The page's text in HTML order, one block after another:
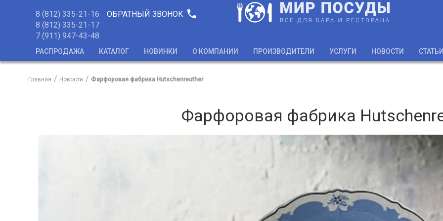
8 (812) 335-21-16
8 (812) 335-21-17
7 (911) 947-43-48
ОБРАТНЫЙ ЗВОНОК phone
РАСПРОДАЖА КАТАЛОГ НОВИНКИ О КОМПАНИИ ПРОИЗВОДИТЕЛИ УСЛУГИ НОВОСТИ СТАТЬИ
Главная Новости Фарфоровая фабрика Hutschenreuther
Фарфоровая фабрика